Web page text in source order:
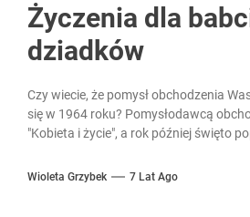
Życzenia dla
dziadków
Czy wiecie, że pomysł obchodzenia
się w 1964 roku? Pomysłodawcą
"Kobieta i życie", a rok później święto
Wioleta Grzybek 7 Lat Ago